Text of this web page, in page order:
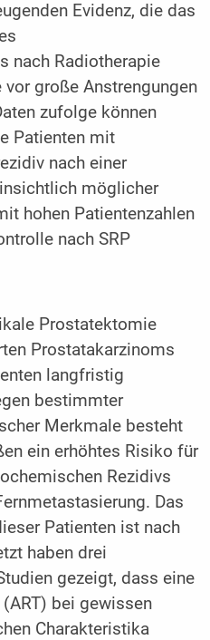
Evidenz, die das
nach Radiotherapie
große Anstrengungen
zufolge können
Patienten mit
nach einer
möglicher
hohen Patientenzahlen
nach SRP
Prostatektomie
Prostatakarzinoms
langfristig
bestimmter
Merkmale besteht
ein erhöhtes Risiko für
Rezidivs
Das
Patienten ist nach
haben drei
gezeigt, dass eine
bei gewissen
Charakteristika